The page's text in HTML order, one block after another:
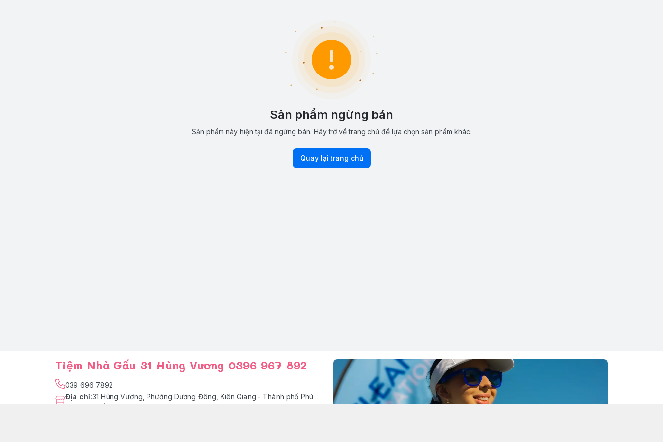
Sản phẩm ngừng bán
Sản phẩm này hiện tại đã ngừng bán. Hãy trở về trang chủ để lựa chọn sản phẩm khác.
Quay lại trang chủ
Tiệm Nhà Gấu 31 Hùng Vương 0396 967 892
039 696 7892
Địa chỉ:31 Hùng Vương, Phường Dương Đông, Kiên Giang - Thành phố Phú
Quốc